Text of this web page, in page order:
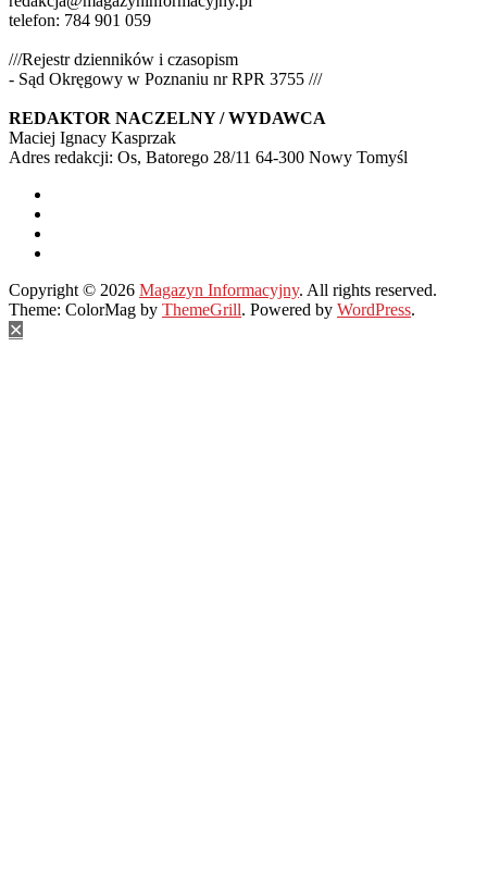
telefon: 784 901 059
///Rejestr dzienników i czasopism
- Sąd Okręgowy w Poznaniu nr RPR 3755 ///
REDAKTOR NACZELNY / WYDAWCA
Maciej Ignacy Kasprzak
Adres redakcji: Os, Batorego 28/11 64-300 Nowy Tomyśl
Copyright © 2026 Magazyn Informacyjny. All rights reserved.
Theme: ColorMag by ThemeGrill. Powered by WordPress.
✕